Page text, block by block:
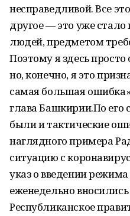
несправедливой. Все
другое — это уже
людей, предметом
Поэтому я здесь просто
но, конечно, я это
самая большая
глава Башкирии.По его
были и тактические
наглядного примера
ситуацию с
указ о введении
еженедельно
Республиканское